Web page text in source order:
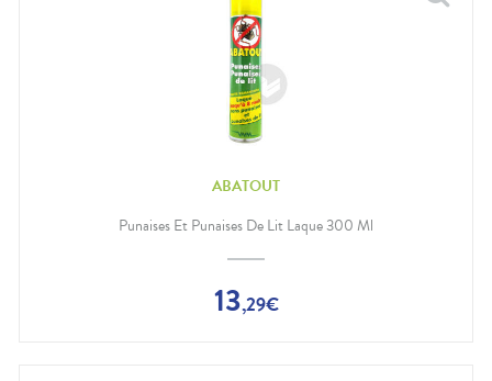
ABATOUT
Punaises Et Punaises De Lit Laque 300 Ml
13,29€